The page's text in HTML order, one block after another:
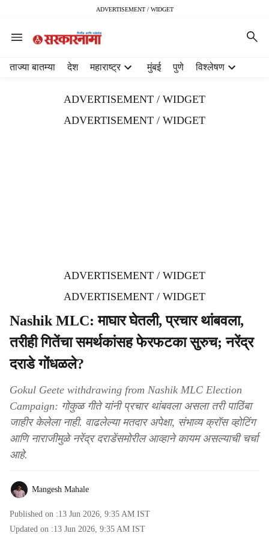
ADVERTISEMENT / WIDGET
ताज्या बातम्या देश महाराष्ट्र मुंबई पुणे विश्लेषण
ADVERTISEMENT / WIDGET
ADVERTISEMENT / WIDGET
ADVERTISEMENT / WIDGET
ADVERTISEMENT / WIDGET
Nashik MLC: माघार घेतली, प्रचार थांबवला,
तरीही गितेंचा समर्थकांसह फेरफटका सुरुच; नरेंद्र
दराडे गोंधळले?
Gokul Geete withdrawing from Nashik MLC Election
Campaign: गोकुळ गीते यांनी प्रचार थांबवला असला तरी पाठिंबा
जाहीर केलेला नाही. वाढलेल्या मतदार अपेक्षा, संभाव्य क्रॉस व्होटिंग
आणि नाराजीमुळे नरेंद्र दराडेंसमोरील आव्हाने कायम असल्याची चर्चा
आहे.
Mangesh Mahale
Published on :13 Jun 2026, 9:35 AM IST
Updated on :13 Jun 2026, 9:35 AM IST